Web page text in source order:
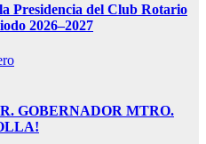
Presidencia del Club Rotario
2026–2027
GOBERNADOR MTRO.